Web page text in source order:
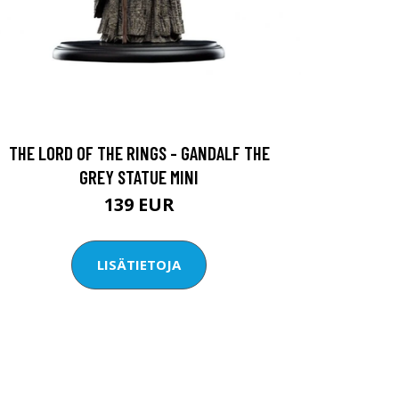
THE LORD OF THE RINGS - GANDALF THE
GREY STATUE MINI
139 EUR
LISÄTIETOJA